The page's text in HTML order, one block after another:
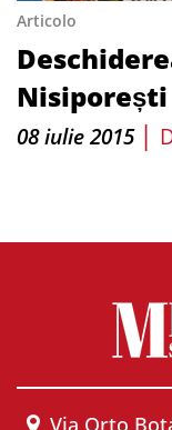
Articolo
Nisiporești
08 iulie 2015 |
Via Orto